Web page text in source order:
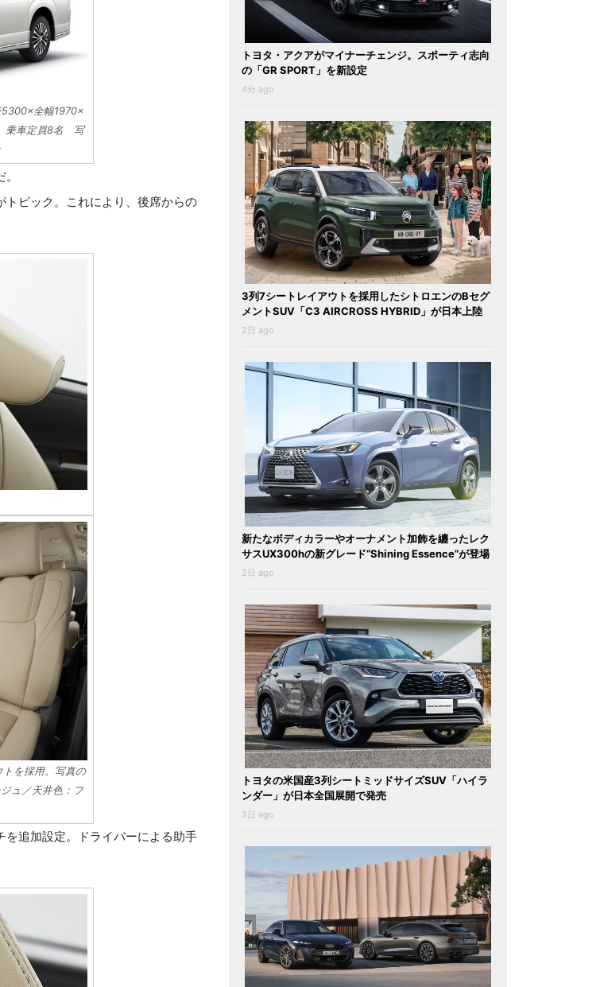
全幅1970×
乗車定員8名 写
ピック。これにより、後席からの
を採用。写真の
ュ／天井色：フ
追加設定。ドライバーによる助手
トヨタ・アクアがマイナーチェンジ。スポーティ志向
の「GR SPORT」を新設定
4分 ago
3列7シートレイアウトを採用したシトロエンのBセグ
メントSUV「C3 AIRCROSS HYBRID」が日本上陸
2日 ago
新たなボディカラーやオーナメント加飾を纏ったレク
サスUX300hの新グレード“Shining Essence”が登場
2日 ago
トヨタの米国産3列シートミッドサイズSUV「ハイラ
ンダー」が日本全国展開で発売
3日 ago